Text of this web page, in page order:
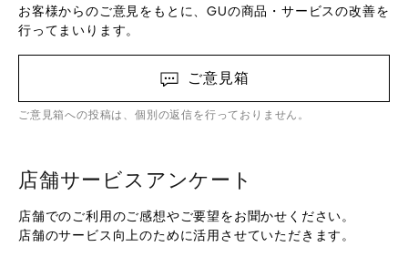
お客様からのご意見をもとに、GUの商品・サービスの改善を
行ってまいります。
ご意見箱
ご意見箱への投稿は、個別の返信を行っておりません。
店舗サービスアンケート
店舗でのご利用のご感想やご要望をお聞かせください。
店舗のサービス向上のために活用させていただきます。